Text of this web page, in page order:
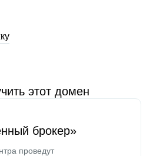
этот домен
брокер»
проведут